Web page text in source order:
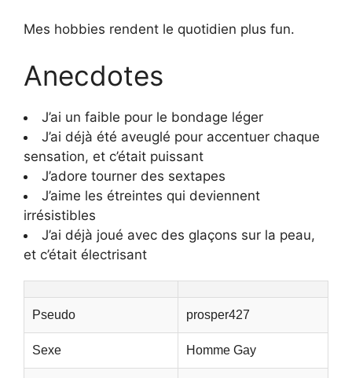
Mes hobbies rendent le quotidien plus fun.
Anecdotes
J’ai un faible pour le bondage léger
J’ai déjà été aveuglé pour accentuer chaque
sensation, et c’était puissant
J’adore tourner des sextapes
J’aime les étreintes qui deviennent
irrésistibles
J’ai déjà joué avec des glaçons sur la peau,
et c’était électrisant
Pseudo prosper427
Sexe Homme Gay